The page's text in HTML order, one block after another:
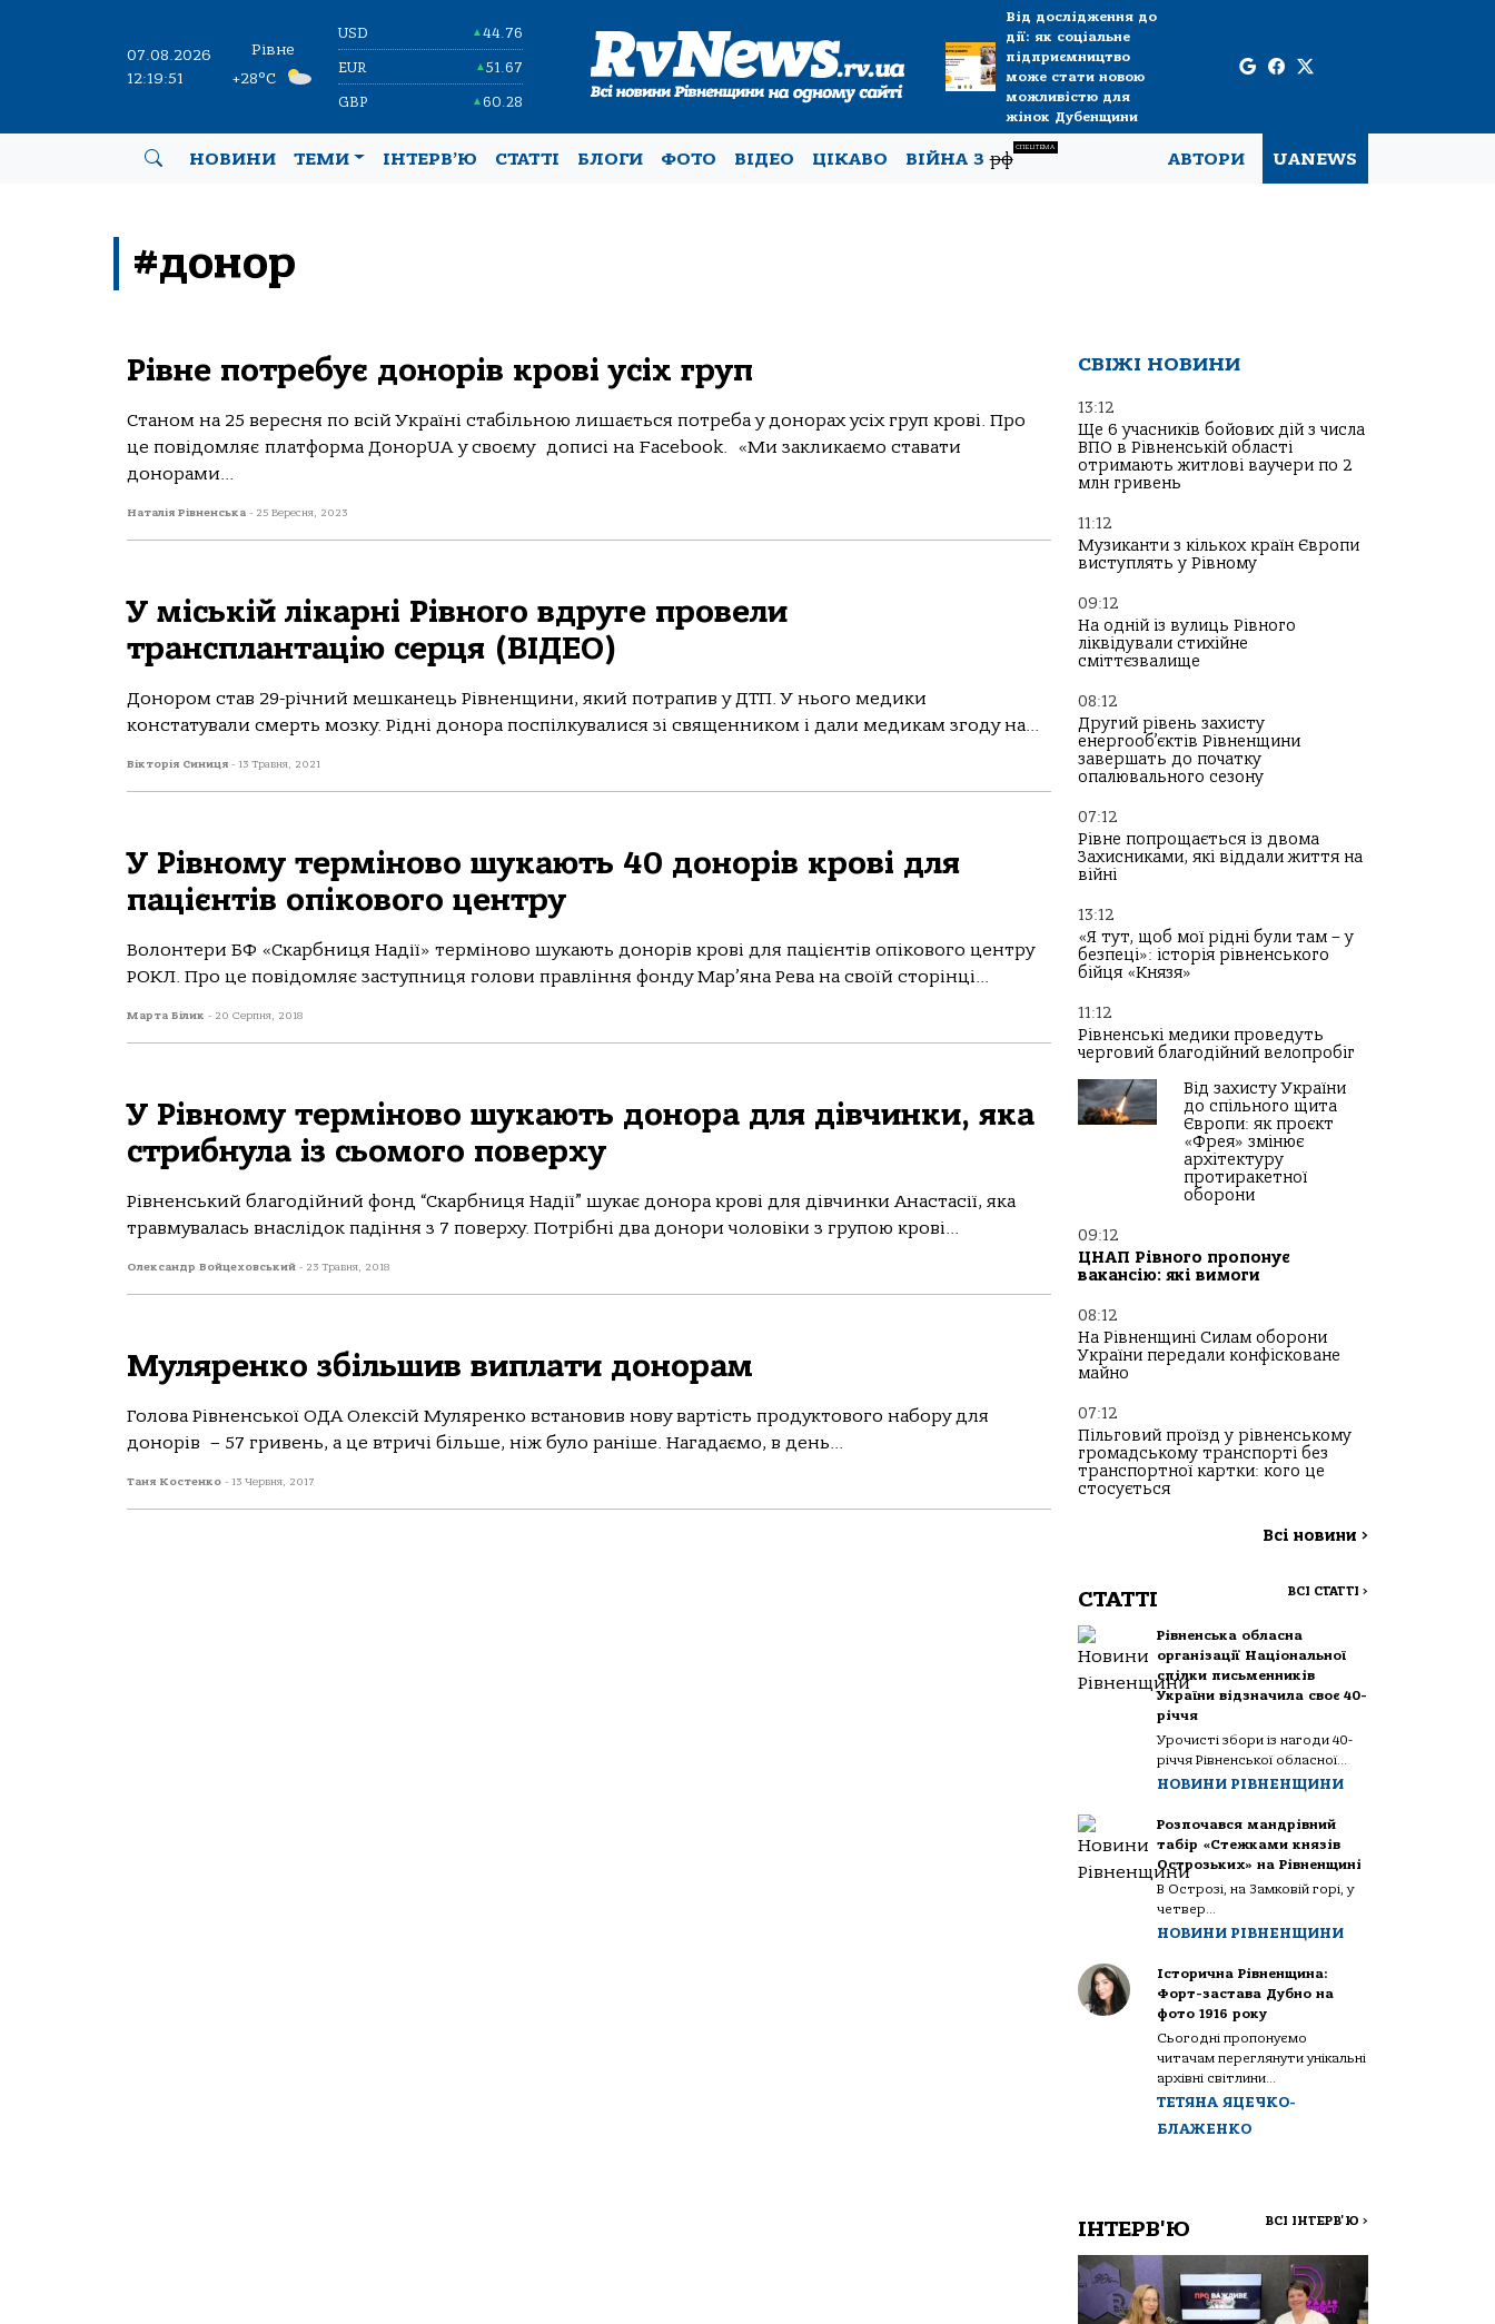
07.08.2026
12:19:51
Рівне
+28°C
USD ▲44.76
EUR ▲51.67
GBP ▲60.28
Від дослідження до
дії: як соціальне
підприємництво
може стати новою
можливістю для
жінок Дубенщини
НОВИНИ ТЕМИ ІНТЕРВ’Ю СТАТТІ БЛОГИ ФОТО ВІДЕО ЦІКАВО ВІЙНА Зрф
СПЕЦТЕМА
АВТОРИ UANEWS
#донор
Рівне потребує донорів крові усіх груп
Станом на 25 вересня по всій Україні стабільною лишається потреба у донорах усіх груп крові. Про
це повідомляє платформа ДонорUA у своєму дописі на Facebook. «Ми закликаємо ставати
донорами...
Наталія Рівненська - 25 Вересня, 2023
У міській лікарні Рівного вдруге провели
трансплантацію серця (ВІДЕО)
Донором став 29-річний мешканець Рівненщини, який потрапив у ДТП. У нього медики
констатували смерть мозку. Рідні донора поспілкувалися зі священником і дали медикам згоду на...
Вікторія Синиця - 13 Травня, 2021
У Рівному терміново шукають 40 донорів крові для
пацієнтів опікового центру
Волонтери БФ «Скарбниця Надії» терміново шукають донорів крові для пацієнтів опікового центру
РОКЛ. Про це повідомляє заступниця голови правління фонду Мар’яна Рева на своїй сторінці...
Марта Білик - 20 Серпня, 2018
У Рівному терміново шукають донора для дівчинки, яка
стрибнула із сьомого поверху
Рівненський благодійний фонд “Скарбниця Надії” шукає донора крові для дівчинки Анастасії, яка
травмувалась внаслідок падіння з 7 поверху. Потрібні два донори чоловіки з групою крові...
Олександр Войцеховський - 23 Травня, 2018
Муляренко збільшив виплати донорам
Голова Рівненської ОДА Олексій Муляренко встановив нову вартість продуктового набору для
донорів – 57 гривень, а це втричі більше, ніж було раніше. Нагадаємо, в день...
Таня Костенко - 13 Червня, 2017
СВІЖІ НОВИНИ
13:12
Ще 6 учасників бойових дій з числа
ВПО в Рівненській області
отримають житлові ваучери по 2
млн гривень
11:12
Музиканти з кількох країн Європи
виступлять у Рівному
09:12
На одній із вулиць Рівного
ліквідували стихійне
сміттєзвалище
08:12
Другий рівень захисту
енергооб’єктів Рівненщини
завершать до початку
опалювального сезону
07:12
Рівне попрощається із двома
Захисниками, які віддали життя на
війні
13:12
«Я тут, щоб мої рідні були там – у
безпеці»: історія рівненського
бійця «Князя»
11:12
Рівненські медики проведуть
черговий благодійний велопробіг
Від захисту України
до спільного щита
Європи: як проєкт
«Фрея» змінює
архітектуру
протиракетної
оборони
09:12
ЦНАП Рівного пропонує
вакансію: які вимоги
08:12
На Рівненщині Силам оборони
України передали конфісковане
майно
07:12
Пільговий проїзд у рівненському
громадському транспорті без
транспортної картки: кого це
стосується
Всі новини >
СТАТТІ ВСІ СТАТТІ >
Рівненська обласна
організації Національної
спілки письменників
України відзначила своє 40-
річчя
Урочисті збори із нагоди 40-
річчя Рівненської обласної...
НОВИНИ РІВНЕНЩИНИ
Розпочався мандрівний
табір «Стежками князів
Острозьких» на Рівненщині
В Острозі, на Замковій горі, у
четвер...
НОВИНИ РІВНЕНЩИНИ
Історична Рівненщина:
Форт-застава Дубно на
фото 1916 року
Сьогодні пропонуємо
читачам переглянути унікальні
архівні світлини...
ТЕТЯНА ЯЦЕЧКО-
БЛАЖЕНКО
ІНТЕРВ'Ю ВСІ ІНТЕРВ'Ю >